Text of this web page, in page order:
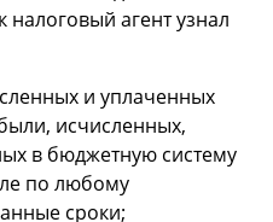
налоговый агент узнал
и уплаченных
исчисленных,
в бюджетную систему
по любому
сроки;